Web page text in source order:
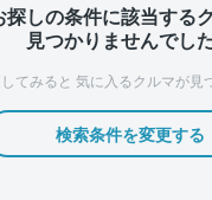
探しの条件に該当する
見つかりませんでした
てみると 気に入るクルマが見
検索条件を変更する